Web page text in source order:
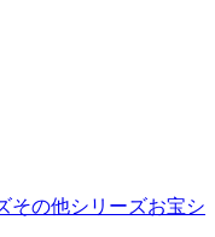
その他シリーズお宝シ